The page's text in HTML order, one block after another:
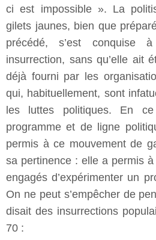
ci est impossible ». La
gilets jaunes, bien que
précédé, s’est conquise
insurrection, sans qu’elle ait
déjà fourni par les
qui, habituellement, sont
les luttes politiques. En ce
programme et de ligne
permis à ce mouvement de
sa pertinence : elle a permis
engagés d’expérimenter un
On ne peut s’empêcher de
disait des insurrections
70 :